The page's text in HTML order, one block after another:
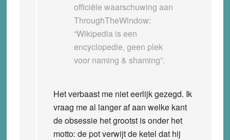
officiële waarschuwing aan
ThroughTheWindow:
“Wikipedia is een
encyclopedie, geen plek
voor naming & shaming”.
Het verbaast me niet eerlijk gezegd. Ik
vraag me al langer af aan welke kant
de obsessie het grootst is onder het
motto: de pot verwijt de ketel dat hij